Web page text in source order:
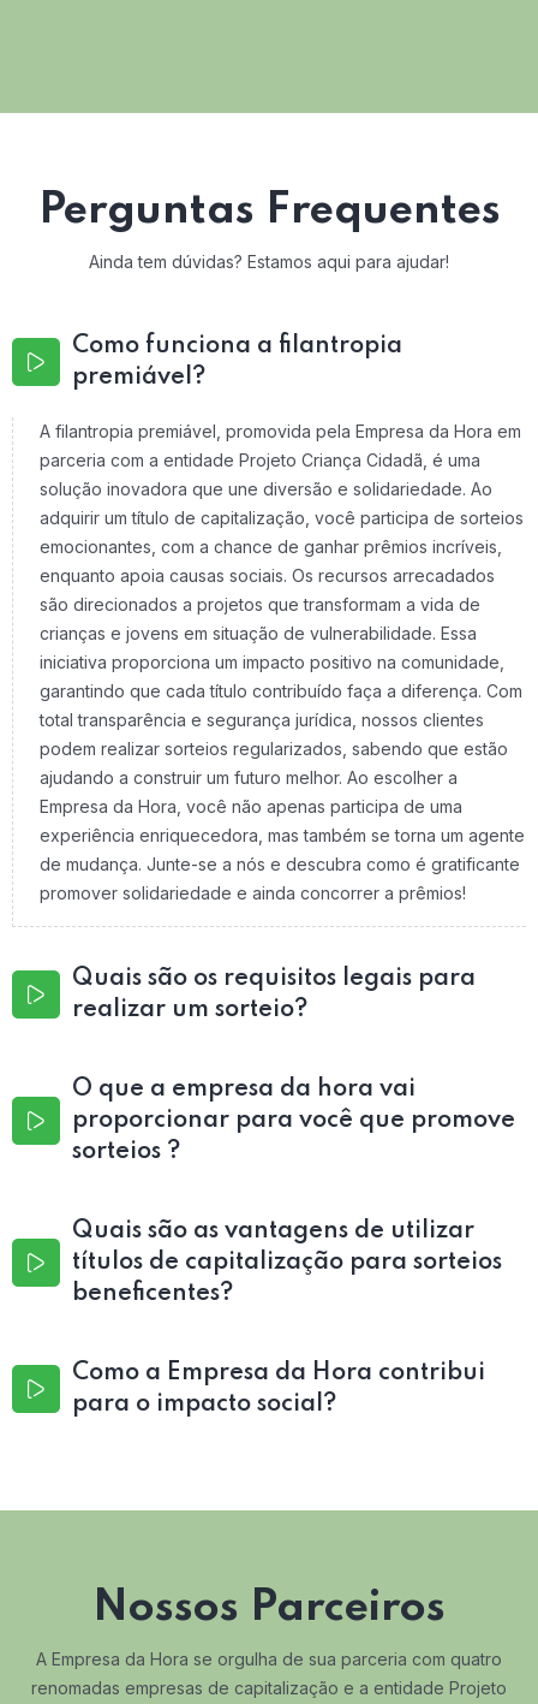
Perguntas Frequentes
Ainda tem dúvidas? Estamos aqui para ajudar!
Como funciona a filantropia
premiável?
A filantropia premiável, promovida pela Empresa da Hora em
parceria com a entidade Projeto Criança Cidadã, é uma
solução inovadora que une diversão e solidariedade. Ao
adquirir um título de capitalização, você participa de sorteios
emocionantes, com a chance de ganhar prêmios incríveis,
enquanto apoia causas sociais. Os recursos arrecadados
são direcionados a projetos que transformam a vida de
crianças e jovens em situação de vulnerabilidade. Essa
iniciativa proporciona um impacto positivo na comunidade,
garantindo que cada título contribuído faça a diferença. Com
total transparência e segurança jurídica, nossos clientes
podem realizar sorteios regularizados, sabendo que estão
ajudando a construir um futuro melhor. Ao escolher a
Empresa da Hora, você não apenas participa de uma
experiência enriquecedora, mas também se torna um agente
de mudança. Junte-se a nós e descubra como é gratificante
promover solidariedade e ainda concorrer a prêmios!
Quais são os requisitos legais para
realizar um sorteio?
O que a empresa da hora vai
proporcionar para você que promove
sorteios ?
Quais são as vantagens de utilizar
títulos de capitalização para sorteios
beneficentes?
Como a Empresa da Hora contribui
para o impacto social?
Nossos Parceiros
A Empresa da Hora se orgulha de sua parceria com quatro
renomadas empresas de capitalização e a entidade Projeto